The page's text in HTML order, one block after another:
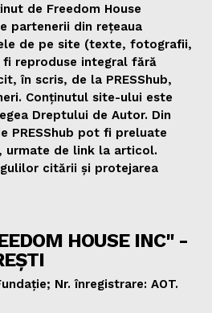
de Freedom House
partenerii din rețeaua
de pe site (texte, fotografii,
reproduse integral fără
în scris, de la PRESShub,
Conținutul site-ului este
Dreptului de Autor. Din
PRESShub pot fi preluate
urmate de link la articol.
citării și protejarea
HOUSE INC" -
Nr. înregistrare: AOT.